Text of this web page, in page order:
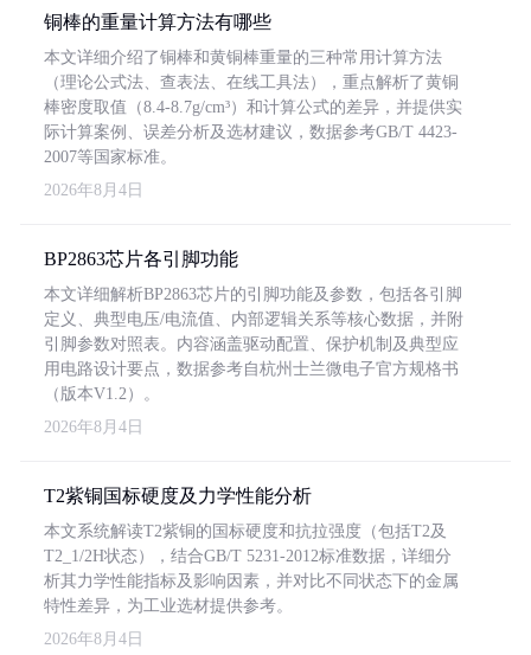
铜棒的重量计算方法有哪些
本文详细介绍了铜棒和黄铜棒重量的三种常用计算方法
（理论公式法、查表法、在线工具法），重点解析了黄铜
棒密度取值（8.4-8.7g/cm³）和计算公式的差异，并提供实
际计算案例、误差分析及选材建议，数据参考GB/T 4423-
2007等国家标准。
2026年8月4日
BP2863芯片各引脚功能
本文详细解析BP2863芯片的引脚功能及参数，包括各引脚
定义、典型电压/电流值、内部逻辑关系等核心数据，并附
引脚参数对照表。内容涵盖驱动配置、保护机制及典型应
用电路设计要点，数据参考自杭州士兰微电子官方规格书
（版本V1.2）。
2026年8月4日
T2紫铜国标硬度及力学性能分析
本文系统解读T2紫铜的国标硬度和抗拉强度（包括T2及
T2_1/2H状态），结合GB/T 5231-2012标准数据，详细分
析其力学性能指标及影响因素，并对比不同状态下的金属
特性差异，为工业选材提供参考。
2026年8月4日